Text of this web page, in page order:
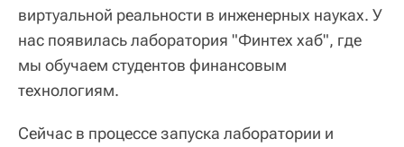
виртуальной реальности в инженерных науках. У
нас появилась лаборатория "Финтех хаб", где
мы обучаем студентов финансовым
технологиям.
Сейчас в процессе запуска лаборатории и